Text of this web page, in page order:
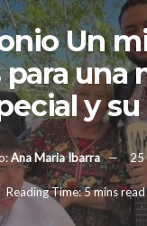
Un
para una
y
Ana Maria Ibarra 25
Reading Time: 5 mins read